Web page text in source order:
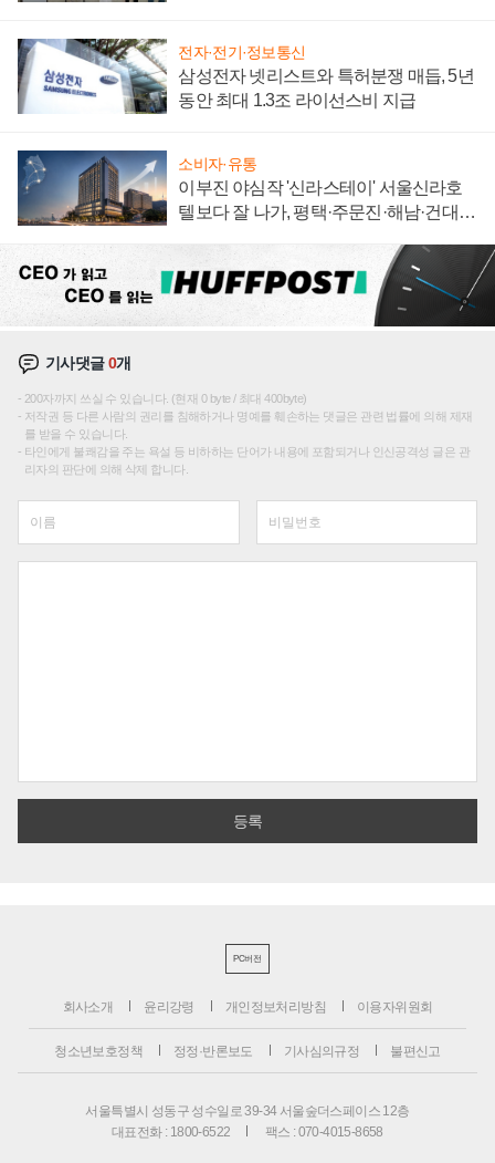
전자·전기·정보통신
삼성전자 넷리스트와 특허분쟁 매듭, 5년
동안 최대 1.3조 라이선스비 지급
소비자·유통
이부진 야심작 '신라스테이' 서울신라호
텔보다 잘 나가, 평택·주문진·해남·건대로
기사댓글0개
200자까지 쓰실 수 있습니다. (현재 0 byte / 최대 400byte)
저작권 등 다른 사람의 권리를 침해하거나 명예를 훼손하는 댓글은 관련 법률에 의해 제재
를 받을 수 있습니다.
타인에게 불쾌감을 주는 욕설 등 비하하는 단어가 내용에 포함되거나 인신공격성 글은 관
리자의 판단에 의해 삭제 합니다.
PC버전
회사소개 윤리강령 개인정보처리방침 이용자위원회
청소년보호정책 정정·반론보도 기사심의규정 불편신고
서울특별시 성동구 성수일로 39-34 서울숲더스페이스 12층
대표전화 : 1800-6522
팩스 : 070-4015-8658